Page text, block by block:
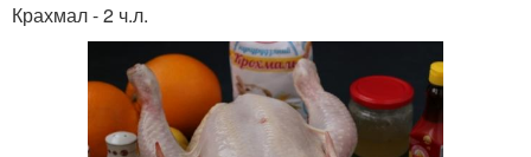
Крахмал - 2 ч.л.